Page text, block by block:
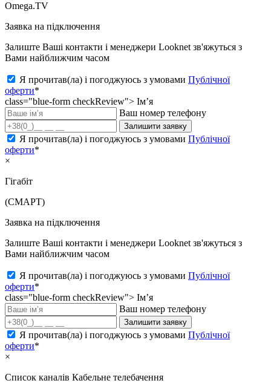
Omega.TV
Заявка на підключення
Залиште Ваші контакти і менеджери Looknet зв'яжуться з
Вами найближчим часом
Я прочитав(ла) і погоджуюсь з умовами Публічної
оферти*
class="blue-form checkReview"> Ім’я
Ваш номер телефону
Залишити заявку
Я прочитав(ла) і погоджуюсь з умовами Публічної
оферти*
×
Гігабіт
(СМАРТ)
Заявка на підключення
Залиште Ваші контакти і менеджери Looknet зв'яжуться з
Вами найближчим часом
Я прочитав(ла) і погоджуюсь з умовами Публічної
оферти*
class="blue-form checkReview"> Ім’я
Ваш номер телефону
Залишити заявку
Я прочитав(ла) і погоджуюсь з умовами Публічної
оферти*
×
Список каналів Кабельне телебачення